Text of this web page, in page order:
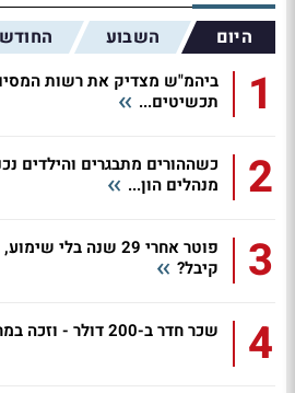
היום השבוע החודש
1
ביהמ"ש מצדיק את רשות
תכשיטים...
2
כשההורים מתבגרים והילדים
מנהלים הון...
3
קיבל?
4 שכר חדר ב-200 דולר - וזכה במחצית מדירת המנוחה